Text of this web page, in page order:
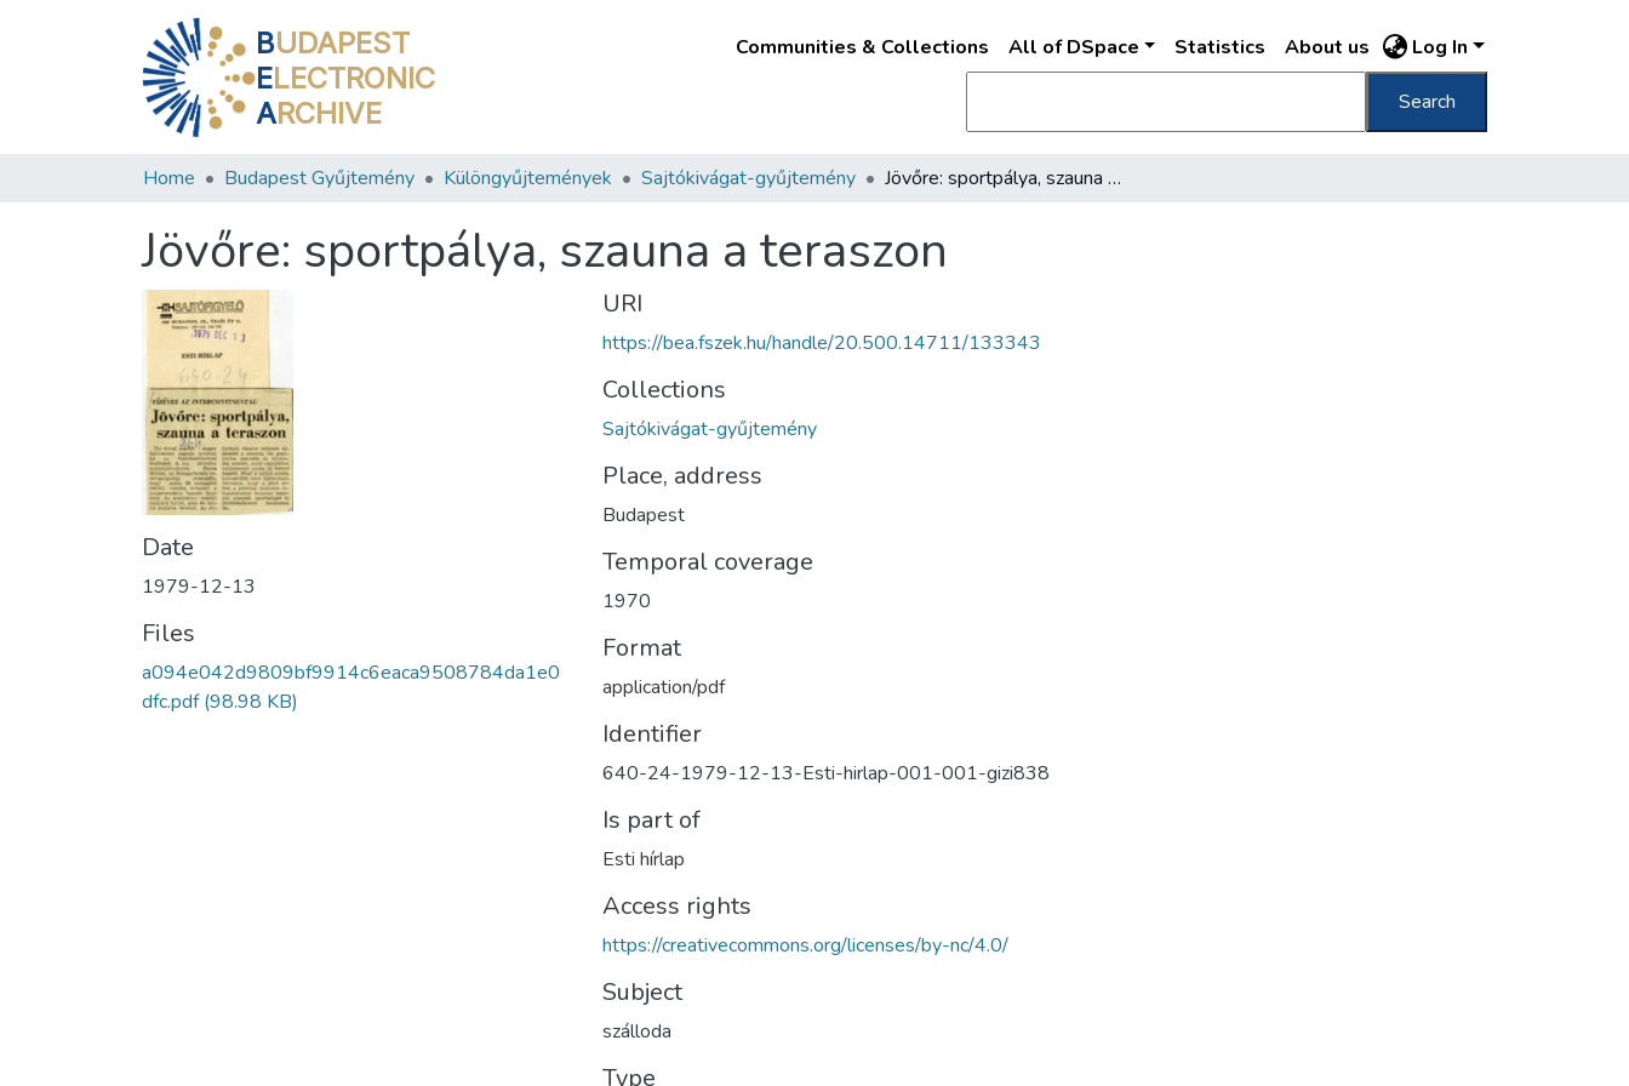
BUDAPEST
ELECTRONIC
ARCHIVE
Communities & Collections All of DSpace Statistics About us Log In
Search
Home Budapest Gyűjtemény Különgyűjtemények Sajtókivágat-gyűjtemény Jövőre: sportpálya, szauna a teraszon
Jövőre: sportpálya, szauna a teraszon
Date
1979-12-13
Files
a094e042d9809bf9914c6eaca9508784da1e0
dfc.pdf(98.98 KB)
URI
https://bea.fszek.hu/handle/20.500.14711/133343
Collections
Sajtókivágat-gyűjtemény
Place, address
Budapest
Temporal coverage
1970
Format
application/pdf
Identifier
640-24-1979-12-13-Esti-hirlap-001-001-gizi838
Is part of
Esti hírlap
Access rights
https://creativecommons.org/licenses/by-nc/4.0/
Subject
szálloda
Type